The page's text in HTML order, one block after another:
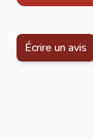
Écrire un avis